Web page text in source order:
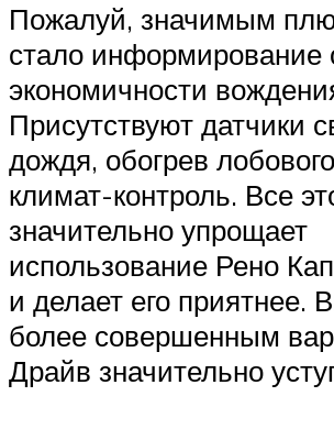
Пожалуй, значимым
стало информирование
экономичности
Присутствуют датчики
дождя, обогрев
климат-контроль. Все
значительно упрощает
использование Рено
и делает его приятнее.
более совершенным
Драйв значительно